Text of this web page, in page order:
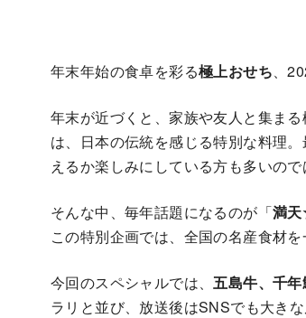
年末年始の食卓を彩る極上おせち、
年末が近づくと、家族や友人と集ま
は、日本の伝統を感じる特別な料理
えるか楽しみにしている方も多いので
そんな中、毎年話題になるのが「満
この特別企画では、全国の名産食材を
今回のスペシャルでは、五島牛、千
ラリと並び、放送後はSNSでも大きな